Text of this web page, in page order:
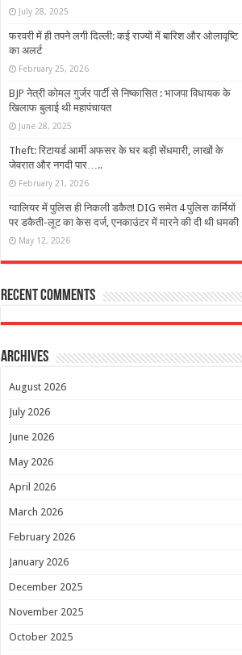
July 28, 2025
फरवरी में ही तपने लगी दिल्ली: कई राज्यों में बारिश और ओलावृष्टि
का अलर्ट
February 25, 2026
BJP नेत्री कोमल गुर्जर पार्टी से निष्कासित : भाजपा विधायक के
खिलाफ बुलाई थी महापंचायत
June 28, 2025
Theft: रिटायर्ड आर्मी अफसर के घर बड़ी सेंधमारी, लाखों के
जेवरात और नगदी पार…..
February 21, 2026
ग्वालियर में पुलिस ही निकली डकैत! DIG समेत 4 पुलिस कर्मियों
पर डकैती-लूट का केस दर्ज, एनकाउंटर में मारने की दी थी धमकी
May 12, 2026
Recent Comments
Archives
August 2026
July 2026
June 2026
May 2026
April 2026
March 2026
February 2026
January 2026
December 2025
November 2025
October 2025